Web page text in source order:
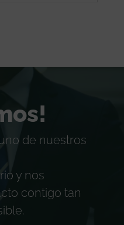
de nuestros
y nos
contigo tan